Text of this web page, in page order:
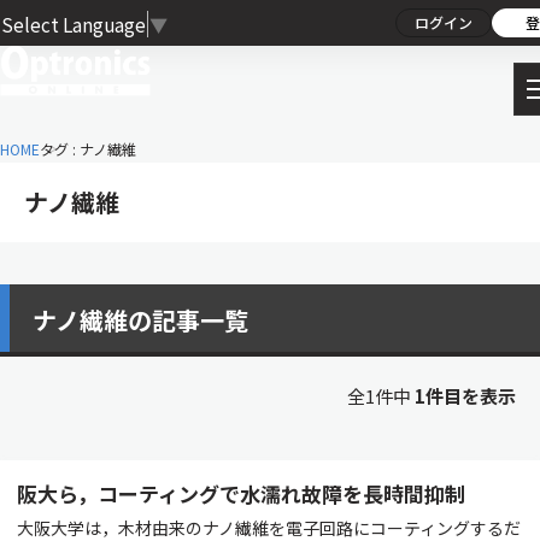
Select Language ▼ ログイン
HOMEタグ : ナノ繊維
ナノ繊維
ナノ繊維の記事一覧
全1件中 1件目を表示
阪大ら，コーティングで水濡れ故障を長時間抑制
大阪大学は，木材由来のナノ繊維を電子回路にコーティングするだ